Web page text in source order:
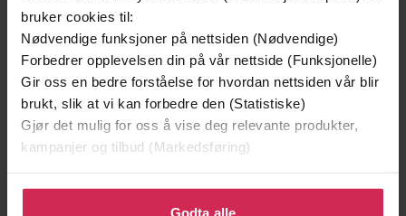
bruker cookies til:
Nødvendige funksjoner på nettsiden (Nødvendige)
Forbedrer opplevelsen din på vår nettside (Funksjonelle)
Gir oss en bedre forståelse for hvordan nettsiden vår blir
brukt, slik at vi kan forbedre den (Statistiske)
Gjør det mulig for oss å vise deg relevante produkter,
kampanjer og tilbud (Markedsføring)
Klikk på «Godta alle» for å gi oss ditt samtykke til å
bruke cookies for alle disse formålene. Du kan også
Godta alle
Vinner av Rivertonprisen
Første gang på tilbud